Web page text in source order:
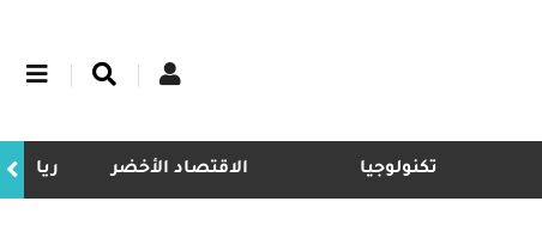
تكنولوجيا الاقتصاد الأخضر ريادة